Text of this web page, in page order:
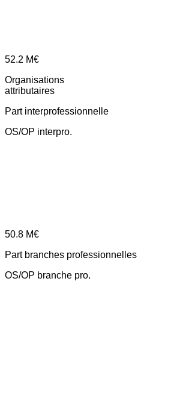
52.2 M€
Organisations
attributaires
Part interprofessionnelle
OS/OP interpro.
50.8 M€
Part branches professionnelles
OS/OP branche pro.